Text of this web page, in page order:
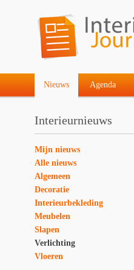
Nieuws Agenda
Interieurnieuws
Mijn nieuws
Alle nieuws
Algemeen
Decoratie
Interieurbekleding
Meubelen
Slapen
Verlichting
Vloeren